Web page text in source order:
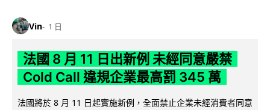
Vin 1 日
法國 8 月 11 日出新例 未經同意嚴禁
Cold Call 違規企業最高罰 345 萬
法國將於 8 月 11 日起實施新例，全面禁止企業未經消費者同意